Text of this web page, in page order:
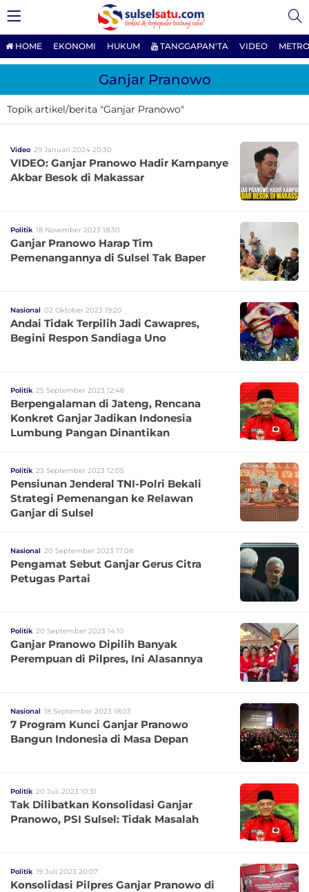
HOME EKONOMI HUKUM TANGGAPAN'TA VIDEO
Ganjar Pranowo
Topik artikel/berita "Ganjar Pranowo"
Video 29 Januari 2024 20:30
VIDEO: Ganjar Pranowo Hadir Kampanye
Akbar Besok di Makassar
Politik 18 November 2023 18:30
Ganjar Pranowo Harap Tim
Pemenangannya di Sulsel Tak Baper
Nasional 02 Oktober 2023 19:20
Andai Tidak Terpilih Jadi Cawapres,
Begini Respon Sandiaga Uno
Politik 25 September 2023 12:46
Berpengalaman di Jateng, Rencana
Konkret Ganjar Jadikan Indonesia
Lumbung Pangan Dinantikan
Politik 23 September 2023 12:05
Pensiunan Jenderal TNI-Polri Bekali
Strategi Pemenangan ke Relawan
Ganjar di Sulsel
Nasional 20 September 2023 17:08
Pengamat Sebut Ganjar Gerus Citra
Petugas Partai
Politik 20 September 2023 14:10
Ganjar Pranowo Dipilih Banyak
Perempuan di Pilpres, Ini Alasannya
Nasional 18 September 2023 18:03
7 Program Kunci Ganjar Pranowo
Bangun Indonesia di Masa Depan
Politik 20 Juli 2023 10:31
Tak Dilibatkan Konsolidasi Ganjar
Pranowo, PSI Sulsel: Tidak Masalah
Politik 19 Juli 2023 20:07
Konsolidasi Pilpres Ganjar Pranowo di